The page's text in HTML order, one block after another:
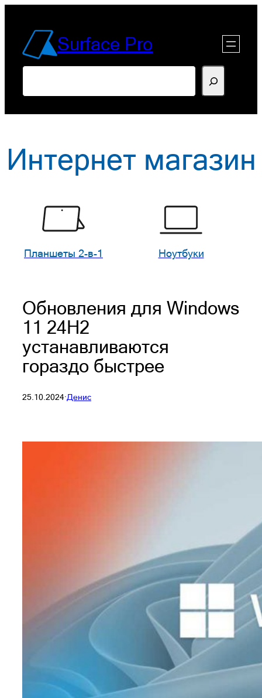
содержимомуSurface Pro
Интернет магазин
Планшеты 2-в-1 Ноутбуки
Обновления для Windows
11 24H2
устанавливаются
гораздо быстрее
25.10.2024·Денис